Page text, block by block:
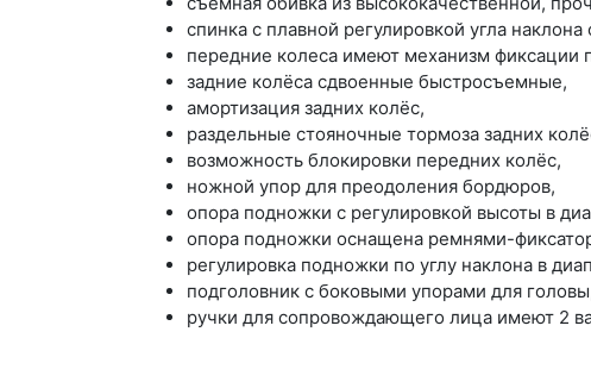
спинка с плавной регулировкой угла наклона
передние колеса имеют механизм фиксации
задние колёса сдвоенные быстросъемные,
амортизация задних колёс,
раздельные стояночные тормоза задних
возможность блокировки передних колёс,
ножной упор для преодоления бордюров,
опора подножки с регулировкой высоты в
опора подножки оснащена ремнями-
регулировка подножки по углу наклона в
подголовник с боковыми упорами для
ручки для сопровождающего лица имеют 2